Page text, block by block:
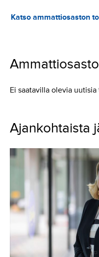
Katso ammattiosaston
Ei saatavilla olevia
Ajankohtaista